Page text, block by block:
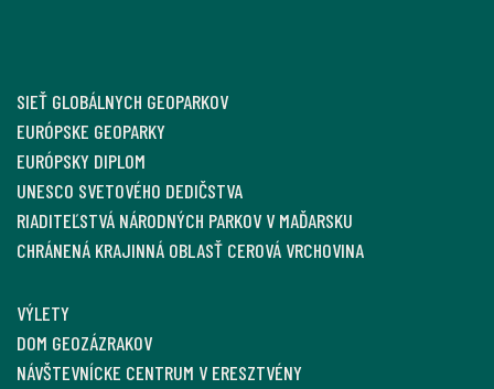
SIEŤ GLOBÁLNYCH GEOPARKOV
EURÓPSKE GEOPARKY
EURÓPSKY DIPLOM
UNESCO SVETOVÉHO DEDIČSTVA
RIADITEĽSTVÁ NÁRODNÝCH PARKOV V MAĎARSKU
CHRÁNENÁ KRAJINNÁ OBLASŤ CEROVÁ VRCHOVINA
VÝLETY
DOM GEOZÁZRAKOV
NÁVŠTEVNÍCKE CENTRUM V ERESZTVÉNY